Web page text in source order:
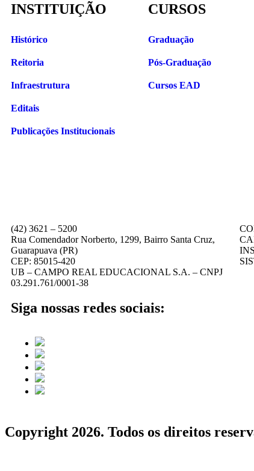
INSTITUIÇÃO
Histórico
Reitoria
Infraestrutura
Editais
Publicações Institucionais
CURSOS
Graduação
Pós-Graduação
Cursos EAD
(42) 3621 – 5200
Rua Comendador Norberto, 1299, Bairro Santa Cruz,
Guarapuava (PR)
CEP: 85015-420
UB – CAMPO REAL EDUCACIONAL S.A. – CNPJ
03.291.761/0001-38
Siga nossas redes sociais:
Copyright 2026. Todos os direitos